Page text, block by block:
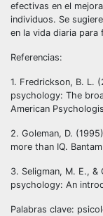
efectivas en el
individuos. Se
en la vida diaria para
Referencias:
1. Fredrickson, B. L.
psychology: The
American
2. Goleman, D.
more than IQ.
3. Seligman, M. E.,
psychology: An
Palabras clave: